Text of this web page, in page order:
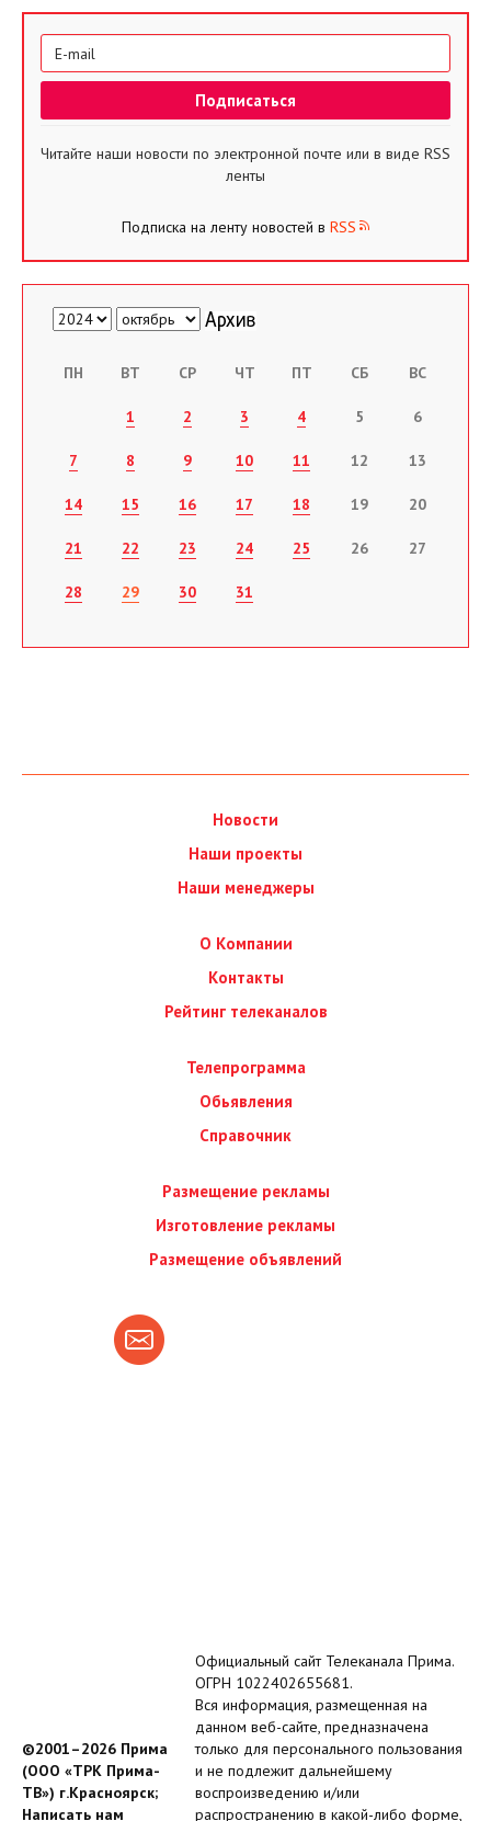
Читайте наши новости по электронной почте или в виде RSS
ленты
Подписка на ленту новостей в RSS
ПН ВТ СР ЧТ ПТ СБ ВС
1 2 3 4 5 6
7 8 9 10 11 12 13
14 15 16 17 18 19 20
21 22 23 24 25 26 27
28 29 30 31
Новости
Наши проекты
Наши менеджеры
О Компании
Контакты
Рейтинг телеканалов
Телепрограмма
Обьявления
Справочник
Размещение рекламы
Изготовление рекламы
Размещение объявлений
©2001–2026 Прима
(ООО «ТРК Прима-
ТВ») г.Красноярск;
Написать нам
Официальный сайт Телеканала Прима.
ОГРН 1022402655681.
Вся информация, размещенная на
данном веб-сайте, предназначена
только для персонального пользования
и не подлежит дальнейшему
воспроизведению и/или
распространению в какой-либо форме,